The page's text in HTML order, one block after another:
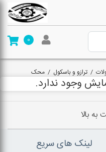
0
/ ترازو و باسکول / محک
وجود ندارد.
به بالا
لینک های سریع